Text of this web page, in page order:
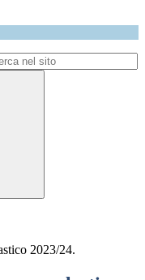
2023/24.